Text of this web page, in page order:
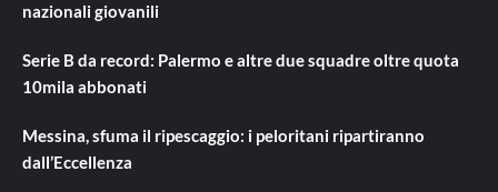
nazionali giovanili
Serie B da record: Palermo e altre due squadre oltre quota
10mila abbonati
Messina, sfuma il ripescaggio: i peloritani ripartiranno
dall’Eccellenza